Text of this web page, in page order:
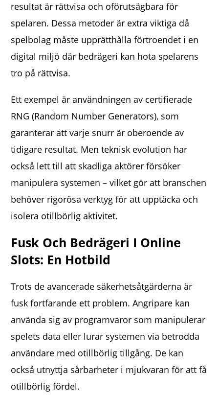
resultat är rättvisa och oförutsägbara för
spelaren. Dessa metoder är extra viktiga då
spelbolag måste upprätthålla förtroendet i en
digital miljö där bedrägeri kan hota spelarens
tro på rättvisa.
Ett exempel är användningen av certifierade
RNG (Random Number Generators), som
garanterar att varje snurr är oberoende av
tidigare resultat. Men teknisk evolution har
också lett till att skadliga aktörer försöker
manipulera systemen – vilket gör att branschen
behöver rigorösa verktyg för att upptäcka och
isolera otillbörlig aktivitet.
Fusk Och Bedrägeri I Online
Slots: En Hotbild
Trots de avancerade säkerhetsåtgärderna är
fusk fortfarande ett problem. Angripare kan
använda sig av programvaror som manipulerar
spelets data eller lurar systemen via betrodda
användare med otillbörlig tillgång. De kan
också utnyttja sårbarheter i mjukvaran för att få
otillbörlig fördel.